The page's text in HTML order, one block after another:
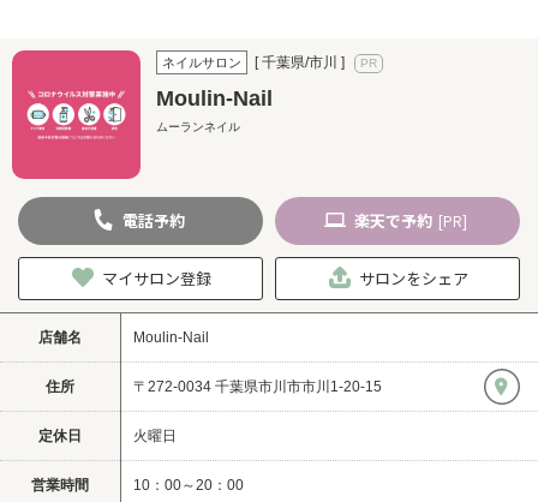
ネイルサロン [ 千葉県/市川 ]
Moulin-Nail
ムーランネイル
電話予約 楽天で予約 [PR]
マイサロン登録 サロンをシェア
店舗名 Moulin-Nail
住所 〒272-0034 千葉県市川市市川1-20-15
定休日 火曜日
営業時間 10：00～20：00